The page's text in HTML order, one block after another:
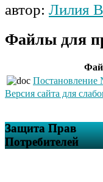
автор: Лилия
Файлы для
Постановление
Версия сайта для
Защита Прав
Потребителей